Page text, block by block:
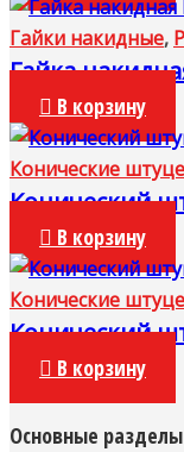
Гайки накидные,
Гайка
В корзину
Конические
Конический
В корзину
Конические
Конический
В корзину
Основные разделы